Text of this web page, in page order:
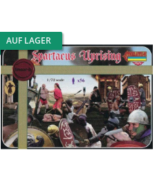
AUF LAGER